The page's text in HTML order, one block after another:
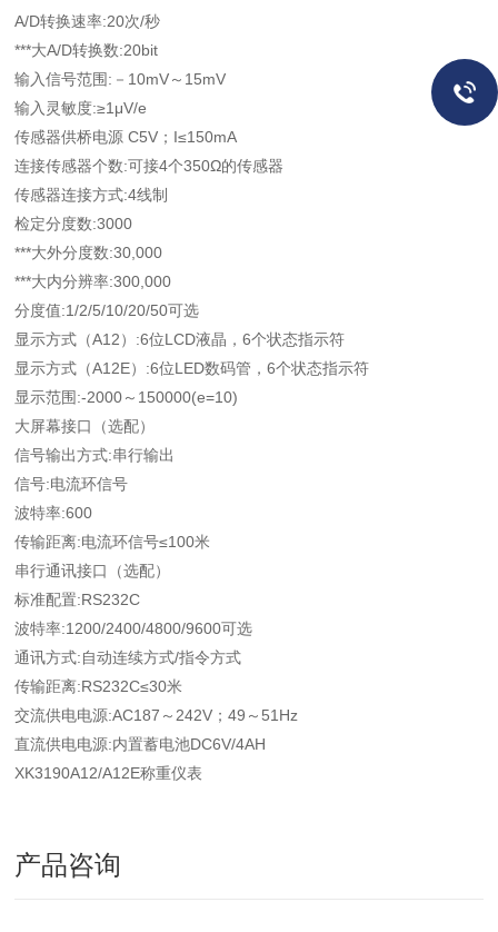
A/D转换速率:20次/秒
***大A/D转换数:20bit
输入信号范围:－10mV～15mV
输入灵敏度:≥1μV/e
传感器供桥电源 C5V；I≤150mA
连接传感器个数:可接4个350Ω的传感器
传感器连接方式:4线制
检定分度数:3000
***大外分度数:30,000
***大内分辨率:300,000
分度值:1/2/5/10/20/50可选
显示方式（A12）:6位LCD液晶，6个状态指示符
显示方式（A12E）:6位LED数码管，6个状态指示符
显示范围:-2000～150000(e=10)
大屏幕接口（选配）
信号输出方式:串行输出
信号:电流环信号
波特率:600
传输距离:电流环信号≤100米
串行通讯接口（选配）
标准配置:RS232C
波特率:1200/2400/4800/9600可选
通讯方式:自动连续方式/指令方式
传输距离:RS232C≤30米
交流供电电源:AC187～242V；49～51Hz
直流供电电源:内置蓄电池DC6V/4AH
XK3190A12/A12E称重仪表
产品咨询